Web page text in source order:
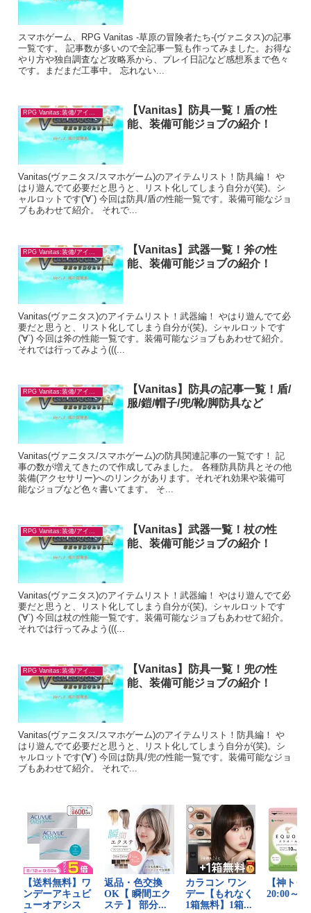
スマホゲーム、RPG Vanitas -草原の冒険者たち-(ヴァニタス)の記事
一覧です。 記事数が多いので全記事一覧も作ってみました。お得な
やり方や独自調査など攻略系から、プレイ日記など感想系まで色々
です。まだまだ工事中。 忘れない...
【Vanitas】防具一覧！盾の性
能、装備可能ジョブの紹介！
Vanitas(ヴァニタス/スマホゲーム)のアイテムリスト！防具編！ や
はり遊んでて必要だと思うと、リスト化してしまう自分が(笑)。シ
ャルロットです('∀`) 今回は防具/盾の性能一覧です。装備可能なジョ
ブもあわせて紹介。 それで...
【Vanitas】武器一覧！斧の性
能、装備可能ジョブの紹介！
Vanitas(ヴァニタス)のアイテムリスト！武器編！ やはり遊んでて必
要だと思うと、リスト化してしまう自分が(笑)。シャルロットです
('∀`) 今回は斧の性能一覧です。装備可能なジョブもあわせて紹介。
それでは行ってみよう(((...
RPG Vanitas:装備/アイテム
【Vanitas】防具の記事一覧！盾/
服/鎧/帽子/兜/靴/脚防具など
Vanitas(ヴァニタス/スマホゲーム)の防具関連記事の一覧です！ 記
事の数が増えてきたので作成してみました。 各種防具防具とその他
装備(アクセサリー)へのリンクがあります。それぞれ効果や装備可
能なジョブなど色々書いてます。 そ...
RPG Vanitas:装備/アイテム
【Vanitas】武器一覧！杖の性
能、装備可能ジョブの紹介！
Vanitas(ヴァニタス)のアイテムリスト！武器編！ やはり遊んでて必
要だと思うと、リスト化してしまう自分が(笑)。シャルロットです
('∀`) 今回は杖の性能一覧です。装備可能なジョブもあわせて紹介。
それでは行ってみよう(((...
RPG Vanitas:装備/アイテム
【Vanitas】防具一覧！兜の性
能、装備可能ジョブの紹介！
Vanitas(ヴァニタス/スマホゲーム)のアイテムリスト！防具編！ や
はり遊んでて必要だと思うと、リスト化してしまう自分が(笑)。シ
ャルロットです('∀`) 今回は防具/兜の性能一覧です。装備可能なジョ
ブもあわせて紹介。 それで...